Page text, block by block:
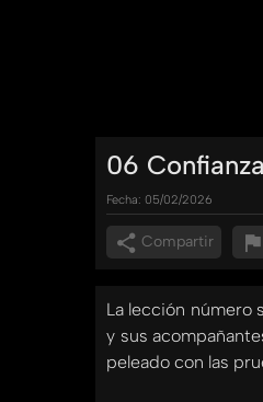
06
Fecha: 05/02/2026
Compartir
La lección número
y sus
peleado con las